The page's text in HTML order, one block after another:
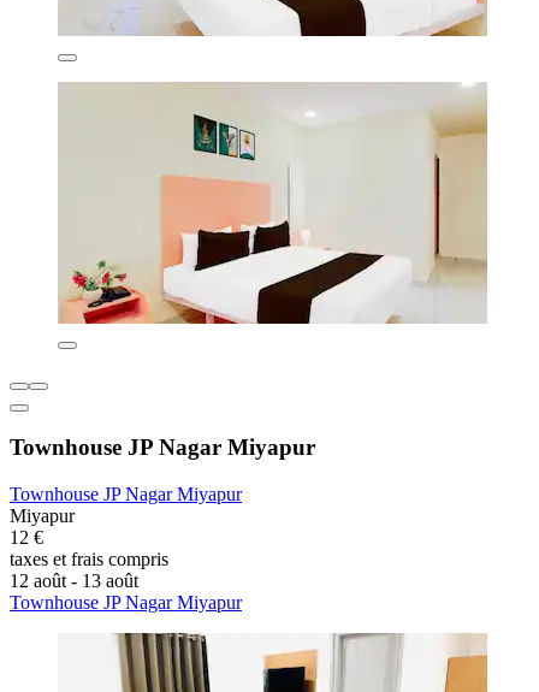
Townhouse JP Nagar Miyapur
Townhouse JP Nagar Miyapur
Miyapur
12 €
taxes et frais compris
12 août - 13 août
Townhouse JP Nagar Miyapur